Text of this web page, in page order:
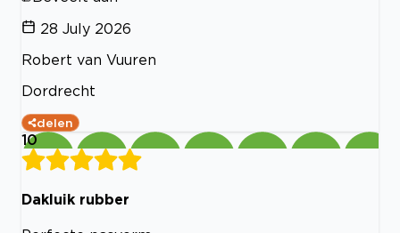
28 July 2026
Robert van Vuuren
Dordrecht
delen
10
Dakluik rubber